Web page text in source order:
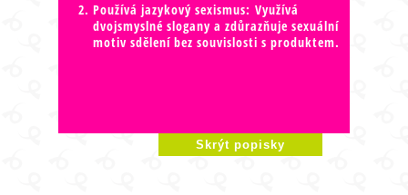
Používá jazykový sexismus: Využívá
dvojsmyslné slogany a zdůrazňuje sexuální
motiv sdělení bez souvislosti s produktem.
Skrýt popisky